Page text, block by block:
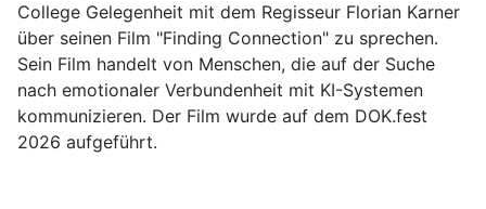
College Gelegenheit mit dem Regisseur Florian Karner
über seinen Film "Finding Connection" zu sprechen.
Sein Film handelt von Menschen, die auf der Suche
nach emotionaler Verbundenheit mit KI-Systemen
kommunizieren. Der Film wurde auf dem DOK.fest
2026 aufgeführt.